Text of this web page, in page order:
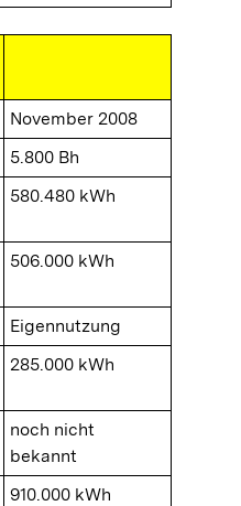
November 2008
5.800 Bh
580.480 kWh
506.000 kWh
Eigennutzung
285.000 kWh
noch nicht
bekannt
910.000 kWh